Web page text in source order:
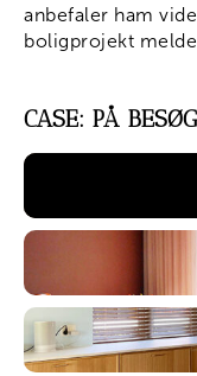
anbefaler ham
boligprojekt
CASE: PÅ